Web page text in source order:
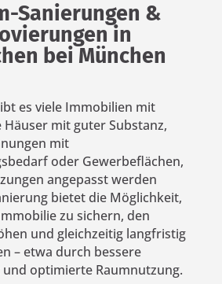
Sanierungen &
in
bei München
es viele Immobilien mit
Häuser mit guter Substanz,
mit
oder Gewerbeflächen,
angepasst werden
bietet die Möglichkeit,
zu sichern, den
und gleichzeitig langfristig
– etwa durch bessere
und optimierte Raumnutzung.